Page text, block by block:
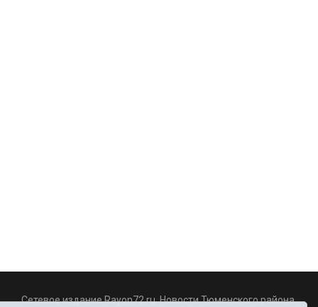
Сетевое издание Rayon72.ru. Новости Тюменского района.